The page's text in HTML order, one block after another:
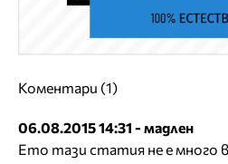
Коментари (1)
06.08.2015 14:31 - мадлен
Ето тази статия не е много